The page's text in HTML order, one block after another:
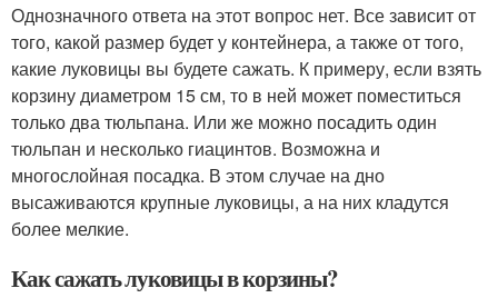
Однозначного ответа на этот вопрос нет. Все зависит от
того, какой размер будет у контейнера, а также от того,
какие луковицы вы будете сажать. К примеру, если взять
корзину диаметром 15 см, то в ней может поместиться
только два тюльпана. Или же можно посадить один
тюльпан и несколько гиацинтов. Возможна и
многослойная посадка. В этом случае на дно
высаживаются крупные луковицы, а на них кладутся
более мелкие.
Как сажать луковицы в корзины?